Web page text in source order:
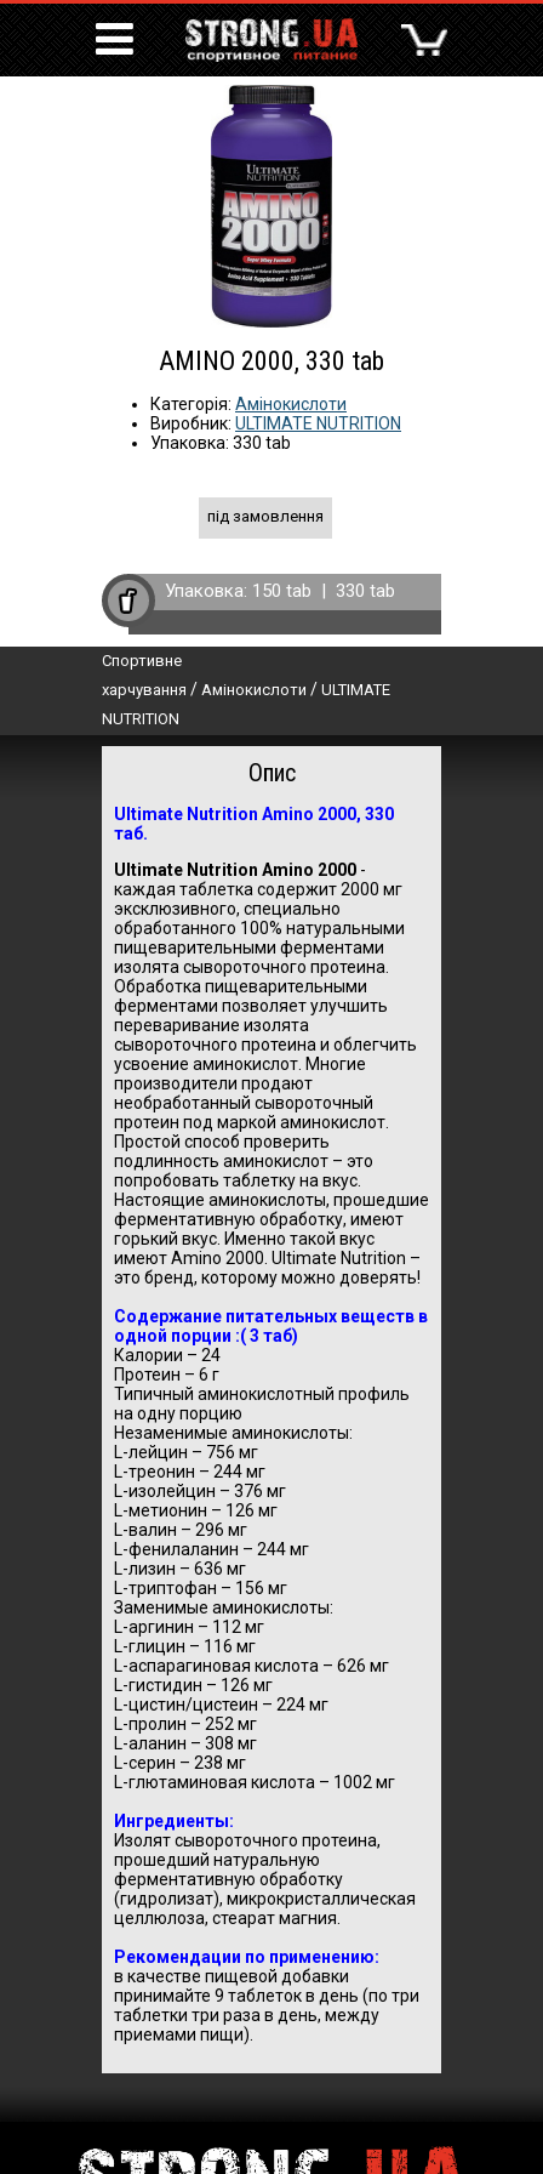
AMINO 2000, 330 tab
Категорія: Амінокислоти
Виробник: ULTIMATE NUTRITION
Упаковка: 330 tab
під замовлення
Упаковка: 150 tab | 330 tab
Спортивне
харчування / Амінокислоти / ULTIMATE
NUTRITION
Опис
Ultimate Nutrition Amino 2000, 330
таб.
Ultimate Nutrition Amino 2000 -
каждая таблетка содержит 2000 мг
эксклюзивного, специально
обработанного 100% натуральными
пищеварительными ферментами
изолята сывороточного протеина.
Обработка пищеварительными
ферментами позволяет улучшить
переваривание изолята
сывороточного протеина и облегчить
усвоение аминокислот. Многие
производители продают
необработанный сывороточный
протеин под маркой аминокислот.
Простой способ проверить
подлинность аминокислот – это
попробовать таблетку на вкус.
Настоящие аминокислоты, прошедшие
ферментативную обработку, имеют
горький вкус. Именно такой вкус
имеют Amino 2000. Ultimate Nutrition –
это бренд, которому можно доверять!
Содержание питательных веществ в
одной порции :( 3 таб)
Калории – 24
Протеин – 6 г
Типичный аминокислотный профиль
на одну порцию
Незаменимые аминокислоты:
L-лейцин – 756 мг
L-треонин – 244 мг
L-изолейцин – 376 мг
L-метионин – 126 мг
L-валин – 296 мг
L-фенилаланин – 244 мг
L-лизин – 636 мг
L-триптофан – 156 мг
Заменимые аминокислоты:
L-аргинин – 112 мг
L-глицин – 116 мг
L-аспарагиновая кислота – 626 мг
L-гистидин – 126 мг
L-цистин/цистеин – 224 мг
L-пролин – 252 мг
L-аланин – 308 мг
L-серин – 238 мг
L-глютаминовая кислота – 1002 мг
Ингредиенты:
Изолят сывороточного протеина,
прошедший натуральную
ферментативную обработку
(гидролизат), микрокристаллическая
целлюлоза, стеарат магния.
Рекомендации по применению:
в качестве пищевой добавки
принимайте 9 таблеток в день (по три
таблетки три раза в день, между
приемами пищи).